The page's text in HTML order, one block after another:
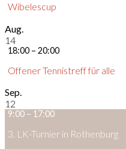
Wibelescup
Aug.
14
18:00 – 20:00
Offener Tennistreff für alle
Sep.
12
9:00 – 17:00
3. LK-Turnier in Rothenburg